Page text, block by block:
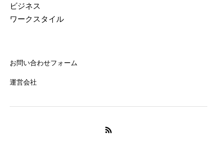
ビジネス
ワークスタイル
お問い合わせフォーム
運営会社